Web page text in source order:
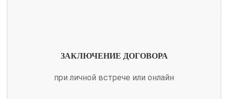
ЗАКЛЮЧЕНИЕ ДОГОВОРА
при личной встрече или онлайн